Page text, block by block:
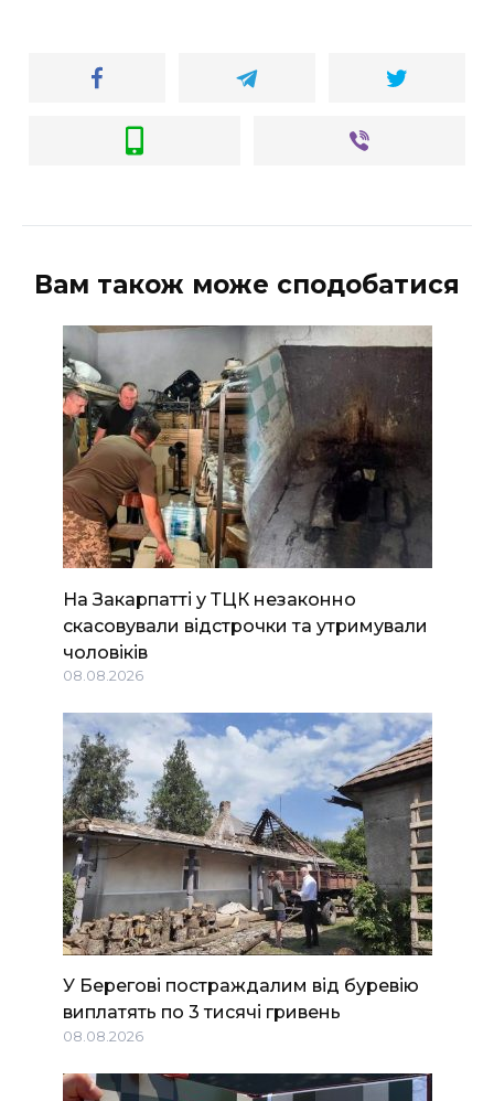
Вам також може сподобатися
На Закарпатті у ТЦК незаконно
скасовували відстрочки та утримували
чоловіків
08.08.2026
У Берегові постраждалим від буревію
виплатять по 3 тисячі гривень
08.08.2026